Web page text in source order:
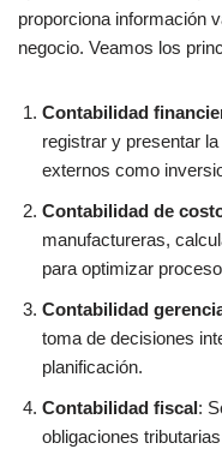
proporciona información
negocio. Veamos los
Contabilidad
registrar y presentar
externos como
Contabilidad de
manufactureras,
para optimizar
Contabilidad
toma de decisiones
planificación.
Contabilidad fiscal:
obligaciones